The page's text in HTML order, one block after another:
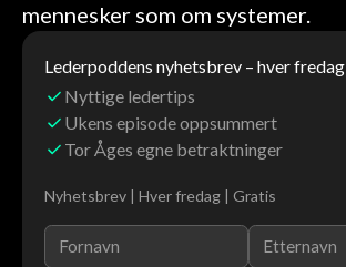
mennesker som om systemer.
Lederpoddens nyhetsbrev – hver fredag
Nyttige ledertips
Ukens episode oppsummert
Tor Åges egne betraktninger
Nyhetsbrev | Hver fredag | Gratis